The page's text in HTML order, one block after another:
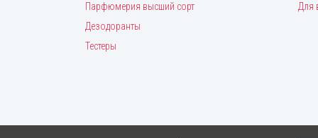
Парфюмерия высший сорт
Дезодоранты
Тестеры
Для